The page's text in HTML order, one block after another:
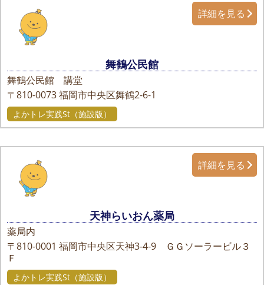
舞鶴公民館
舞鶴公民館 講堂
〒810-0073福岡市中央区舞鶴2-6-1
詳細を見る
よかトレ実践St（施設版）
天神らいおん薬局
薬局内
〒810-0001 福岡市中央区天神3-4-9 ＧＧソーラービル３
Ｆ
詳細を見る
よかトレ実践St（施設版）